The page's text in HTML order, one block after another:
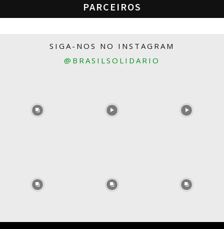
PARCEIROS
SIGA-NOS NO INSTAGRAM
@BRASILSOLIDARIO